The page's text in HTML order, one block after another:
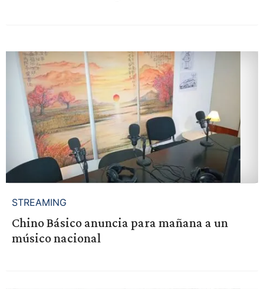
STREAMING
Chino Básico anuncia para mañana a un
músico nacional